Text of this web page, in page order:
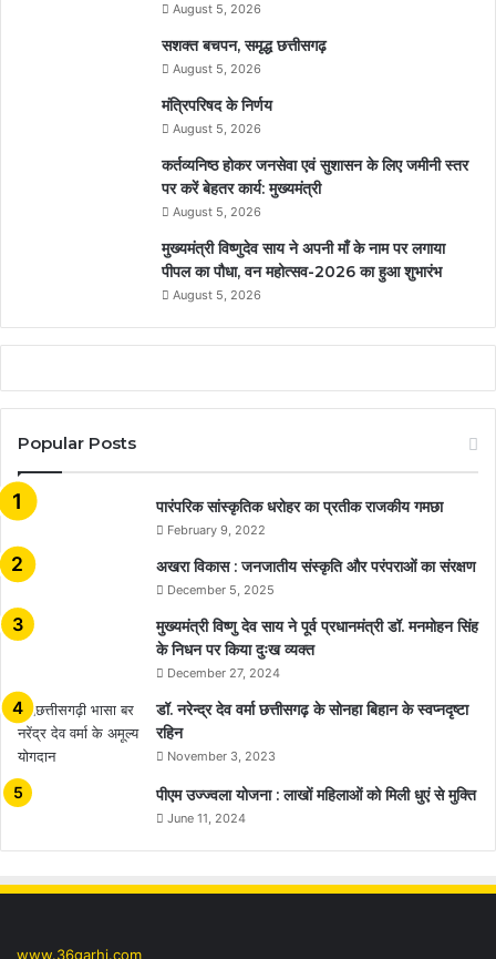
August 5, 2026
सशक्त बचपन, समृद्ध छत्तीसगढ़
August 5, 2026
मंत्रिपरिषद के निर्णय
August 5, 2026
कर्तव्यनिष्ठ होकर जनसेवा एवं सुशासन के लिए जमीनी स्तर
पर करें बेहतर कार्य: मुख्यमंत्री
August 5, 2026
मुख्यमंत्री विष्णुदेव साय ने अपनी माँ के नाम पर लगाया
पीपल का पौधा, वन महोत्सव-2026 का हुआ शुभारंभ
August 5, 2026
Popular Posts
​​​​​​​पारंपरिक सांस्कृतिक धरोहर का प्रतीक राजकीय गमछा
February 9, 2022
अखरा विकास : जनजातीय संस्कृति और परंपराओं का संरक्षण
December 5, 2025
मुख्यमंत्री विष्णु देव साय ने पूर्व प्रधानमंत्री डॉ. मनमोहन सिंह
के निधन पर किया दुःख व्यक्त
December 27, 2024
डॉ. नरेन्द्र देव वर्मा छत्तीसगढ़ के सोनहा बिहान के स्वप्नदृष्टा
रहिन
November 3, 2023
पीएम उज्ज्वला योजना : लाखों महिलाओं को मिली धुएं से मुक्ति
June 11, 2024
www.36garhi.com